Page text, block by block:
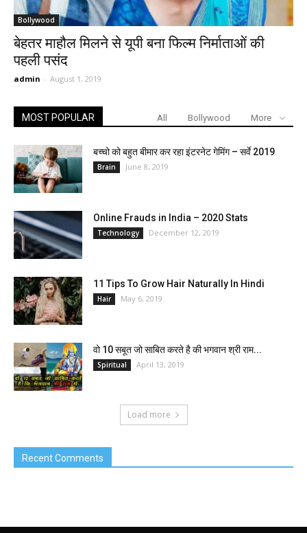
Bollywood
बेहतर माहौल मिलने से यूपी बना फिल्म निर्माताओं की
पहली पसंद
admin - August 1, 2019
MOST POPULAR All Bollywood More
बच्चो को बहुत बीमार कर रहा इंटरनेट गेमिंग – सर्वे 2019
Brain June 8, 2019
Online Frauds in India – 2020 Stats
Technology December 12, 2019
11 Tips To Grow Hair Naturally In Hindi
Hair May 6, 2019
वो 10 सबूत जो साबित करते है की भगवान श्री राम...
Spiritual April 13, 2019
Load more
Recent Comments